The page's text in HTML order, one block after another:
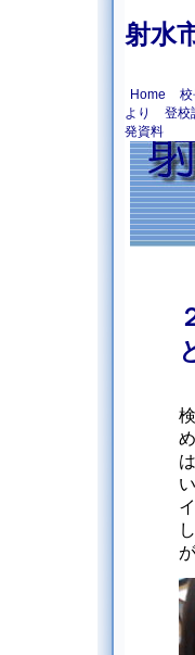
射水
Home 校
より
登校
発資料